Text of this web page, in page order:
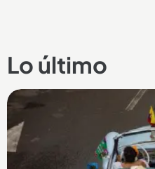
Lo último